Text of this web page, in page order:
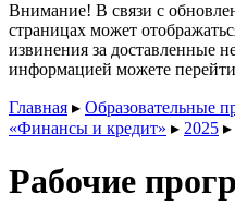
Внимание! В связи с
страницах может
извинения за доставленные
информацией можете
Главная ▸ Образовательные
«Финансы и кредит» ▸ 2025 ▸
Рабочие